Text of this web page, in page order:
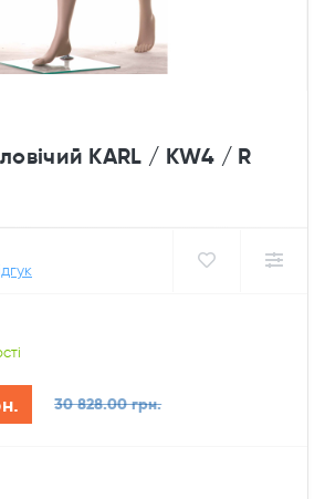
KARL / KW4 / R
30 828.00 грн.